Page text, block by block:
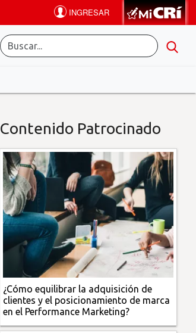
Contenido Patrocinado
¿Cómo equilibrar la adquisición de
clientes y el posicionamiento de marca
en el Performance Marketing?